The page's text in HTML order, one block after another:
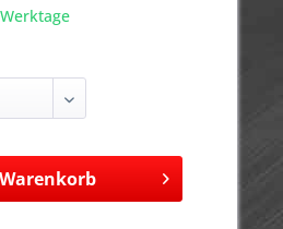
Warenkorb